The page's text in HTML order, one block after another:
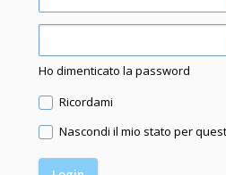
Ho dimenticato la password
Ricordami
Nascondi il mio stato per